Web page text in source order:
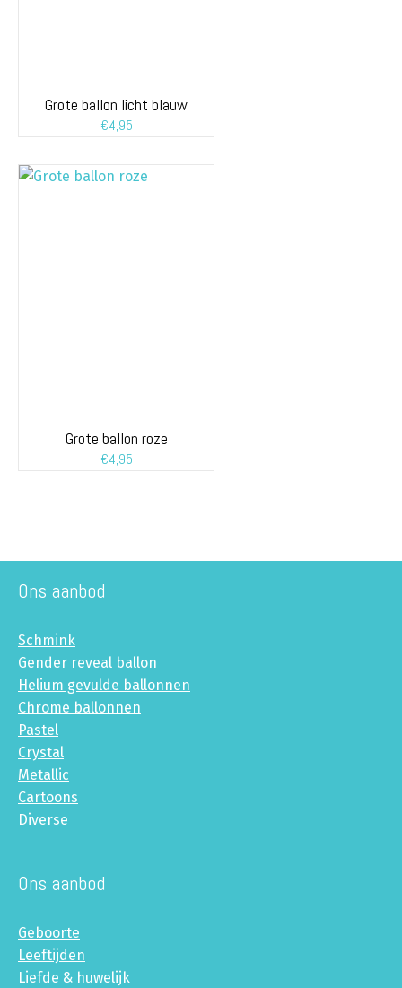
Grote ballon licht blauw
€4,95
Grote ballon roze
€4,95
Ons aanbod
Schmink
Gender reveal ballon
Helium gevulde ballonnen
Chrome ballonnen
Pastel
Crystal
Metallic
Cartoons
Diverse
Ons aanbod
Geboorte
Leeftijden
Liefde & huwelijk